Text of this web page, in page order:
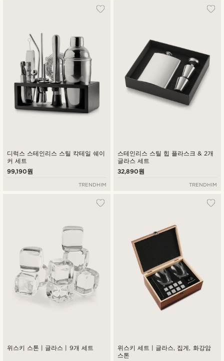
디럭스 스테인리스 스틸 칵테일 쉐이
커 세트
99,190원
TRENDHIM
스테인리스 스틸 힙 플라스크 & 2개
글라스 세트
32,890원
TRENDHIM
위스키 스톤 | 글라스 | 9개 세트
위스키 세트 | 글라스, 집게, 화강암
스톤